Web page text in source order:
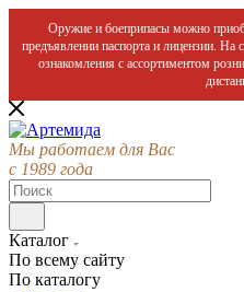
Оружие и боеприпасы можно
предъявлении паспорта и лицензии. На
ознакомления с ассортиментом
Мы работаем для Вас
с 1989 года
Каталог
По всему сайту
По каталогу